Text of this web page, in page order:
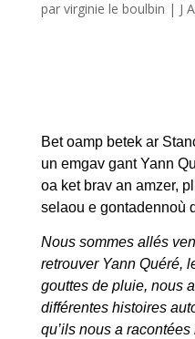
enfants étaient invités